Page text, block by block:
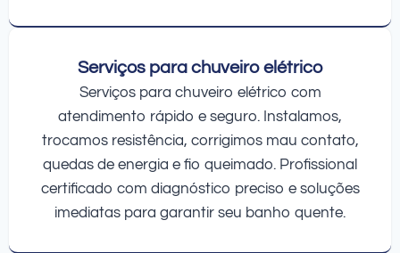
Serviços para chuveiro elétrico
Serviços para chuveiro elétrico com
atendimento rápido e seguro. Instalamos,
trocamos resistência, corrigimos mau contato,
quedas de energia e fio queimado. Profissional
certificado com diagnóstico preciso e soluções
imediatas para garantir seu banho quente.